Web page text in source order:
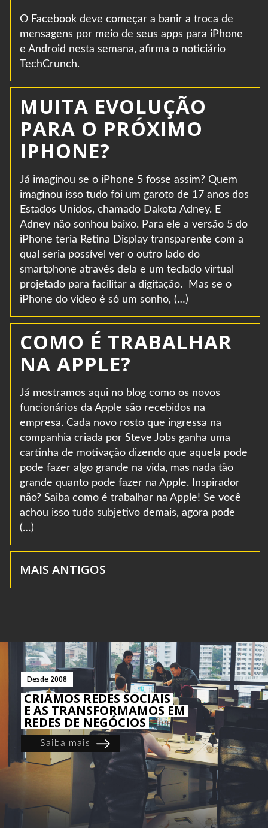
O Facebook deve começar a banir a troca de
mensagens por meio de seus apps para iPhone
e Android nesta semana, afirma o noticiário
TechCrunch.
MUITA EVOLUÇÃO
PARA O PRÓXIMO
IPHONE?
Já imaginou se o iPhone 5 fosse assim? Quem
imaginou isso tudo foi um garoto de 17 anos dos
Estados Unidos, chamado Dakota Adney. E
Adney não sonhou baixo. Para ele a versão 5 do
iPhone teria Retina Display transparente com a
qual seria possível ver o outro lado do
smartphone através dela e um teclado virtual
projetado para facilitar a digitação. Mas se o
iPhone do vídeo é só um sonho, (…)
COMO É TRABALHAR
NA APPLE?
Já mostramos aqui no blog como os novos
funcionários da Apple são recebidos na
empresa. Cada novo rosto que ingressa na
companhia criada por Steve Jobs ganha uma
cartinha de motivação dizendo que aquela pode
pode fazer algo grande na vida, mas nada tão
grande quanto pode fazer na Apple. Inspirador
não? Saiba como é trabalhar na Apple! Se você
achou isso tudo subjetivo demais, agora pode
(…)
MAIS ANTIGOS
Desde 2008
CRIAMOS REDES SOCIAIS
E AS TRANSFORMAMOS EM
REDES DE NEGÓCIOS
Saiba mais